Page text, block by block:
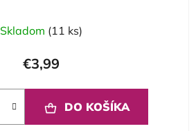
Skladom (11 ks)
€3,99
DO KOŠÍKA